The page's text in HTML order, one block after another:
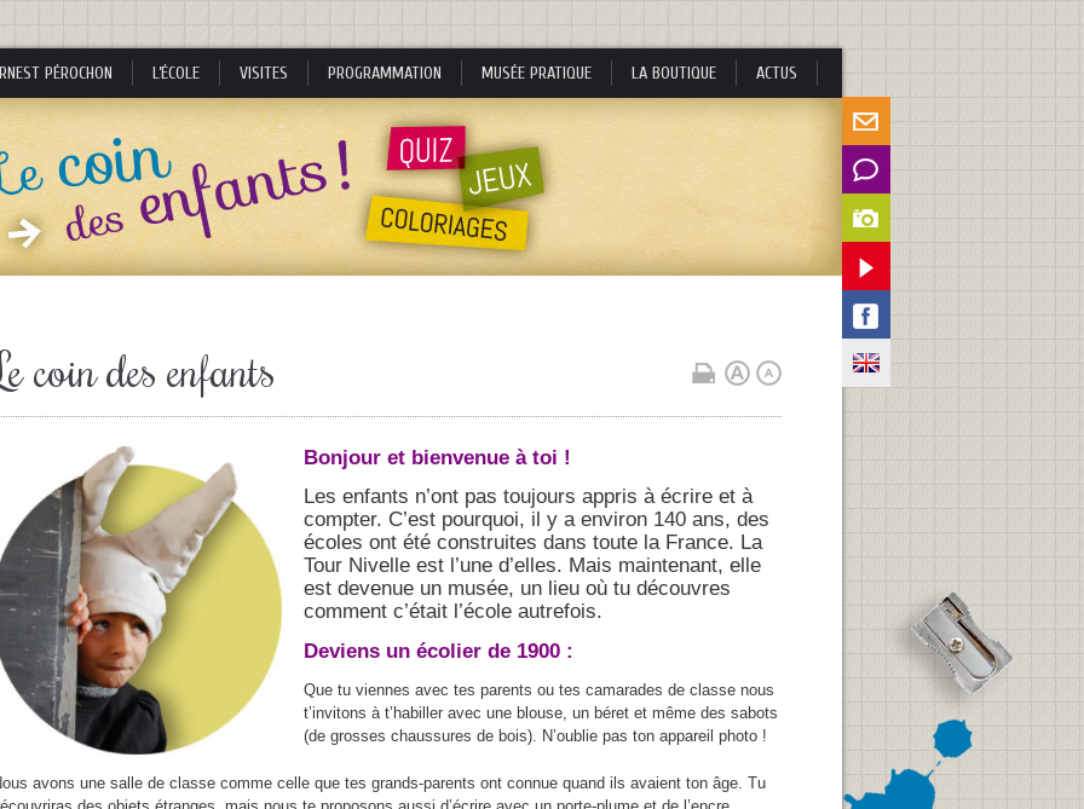
PÉROCHON L’ÉCOLE VISITES PROGRAMMATION MUSÉE PRATIQUE LA BOUTIQUE ACTUS
coin des enfants
Bonjour et bienvenue à toi !
Les enfants n’ont pas toujours appris à écrire et à
compter. C’est pourquoi, il y a environ 140 ans, des
écoles ont été construites dans toute la France. La
Tour Nivelle est l’une d’elles. Mais maintenant, elle
est devenue un musée, un lieu où tu découvres
comment c’était l’école autrefois.
Deviens un écolier de 1900 :
Que tu viennes avec tes parents ou tes camarades de classe nous
t’invitons à t’habiller avec une blouse, un béret et même des sabots
(de grosses chaussures de bois). N’oublie pas ton appareil photo !
avons une salle de classe comme celle que tes grands-parents ont connue quand ils avaient ton âge. Tu